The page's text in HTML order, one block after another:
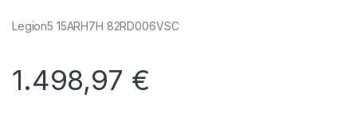
Legion5 15ARH7H 82RD006VSC
1.498,97 €